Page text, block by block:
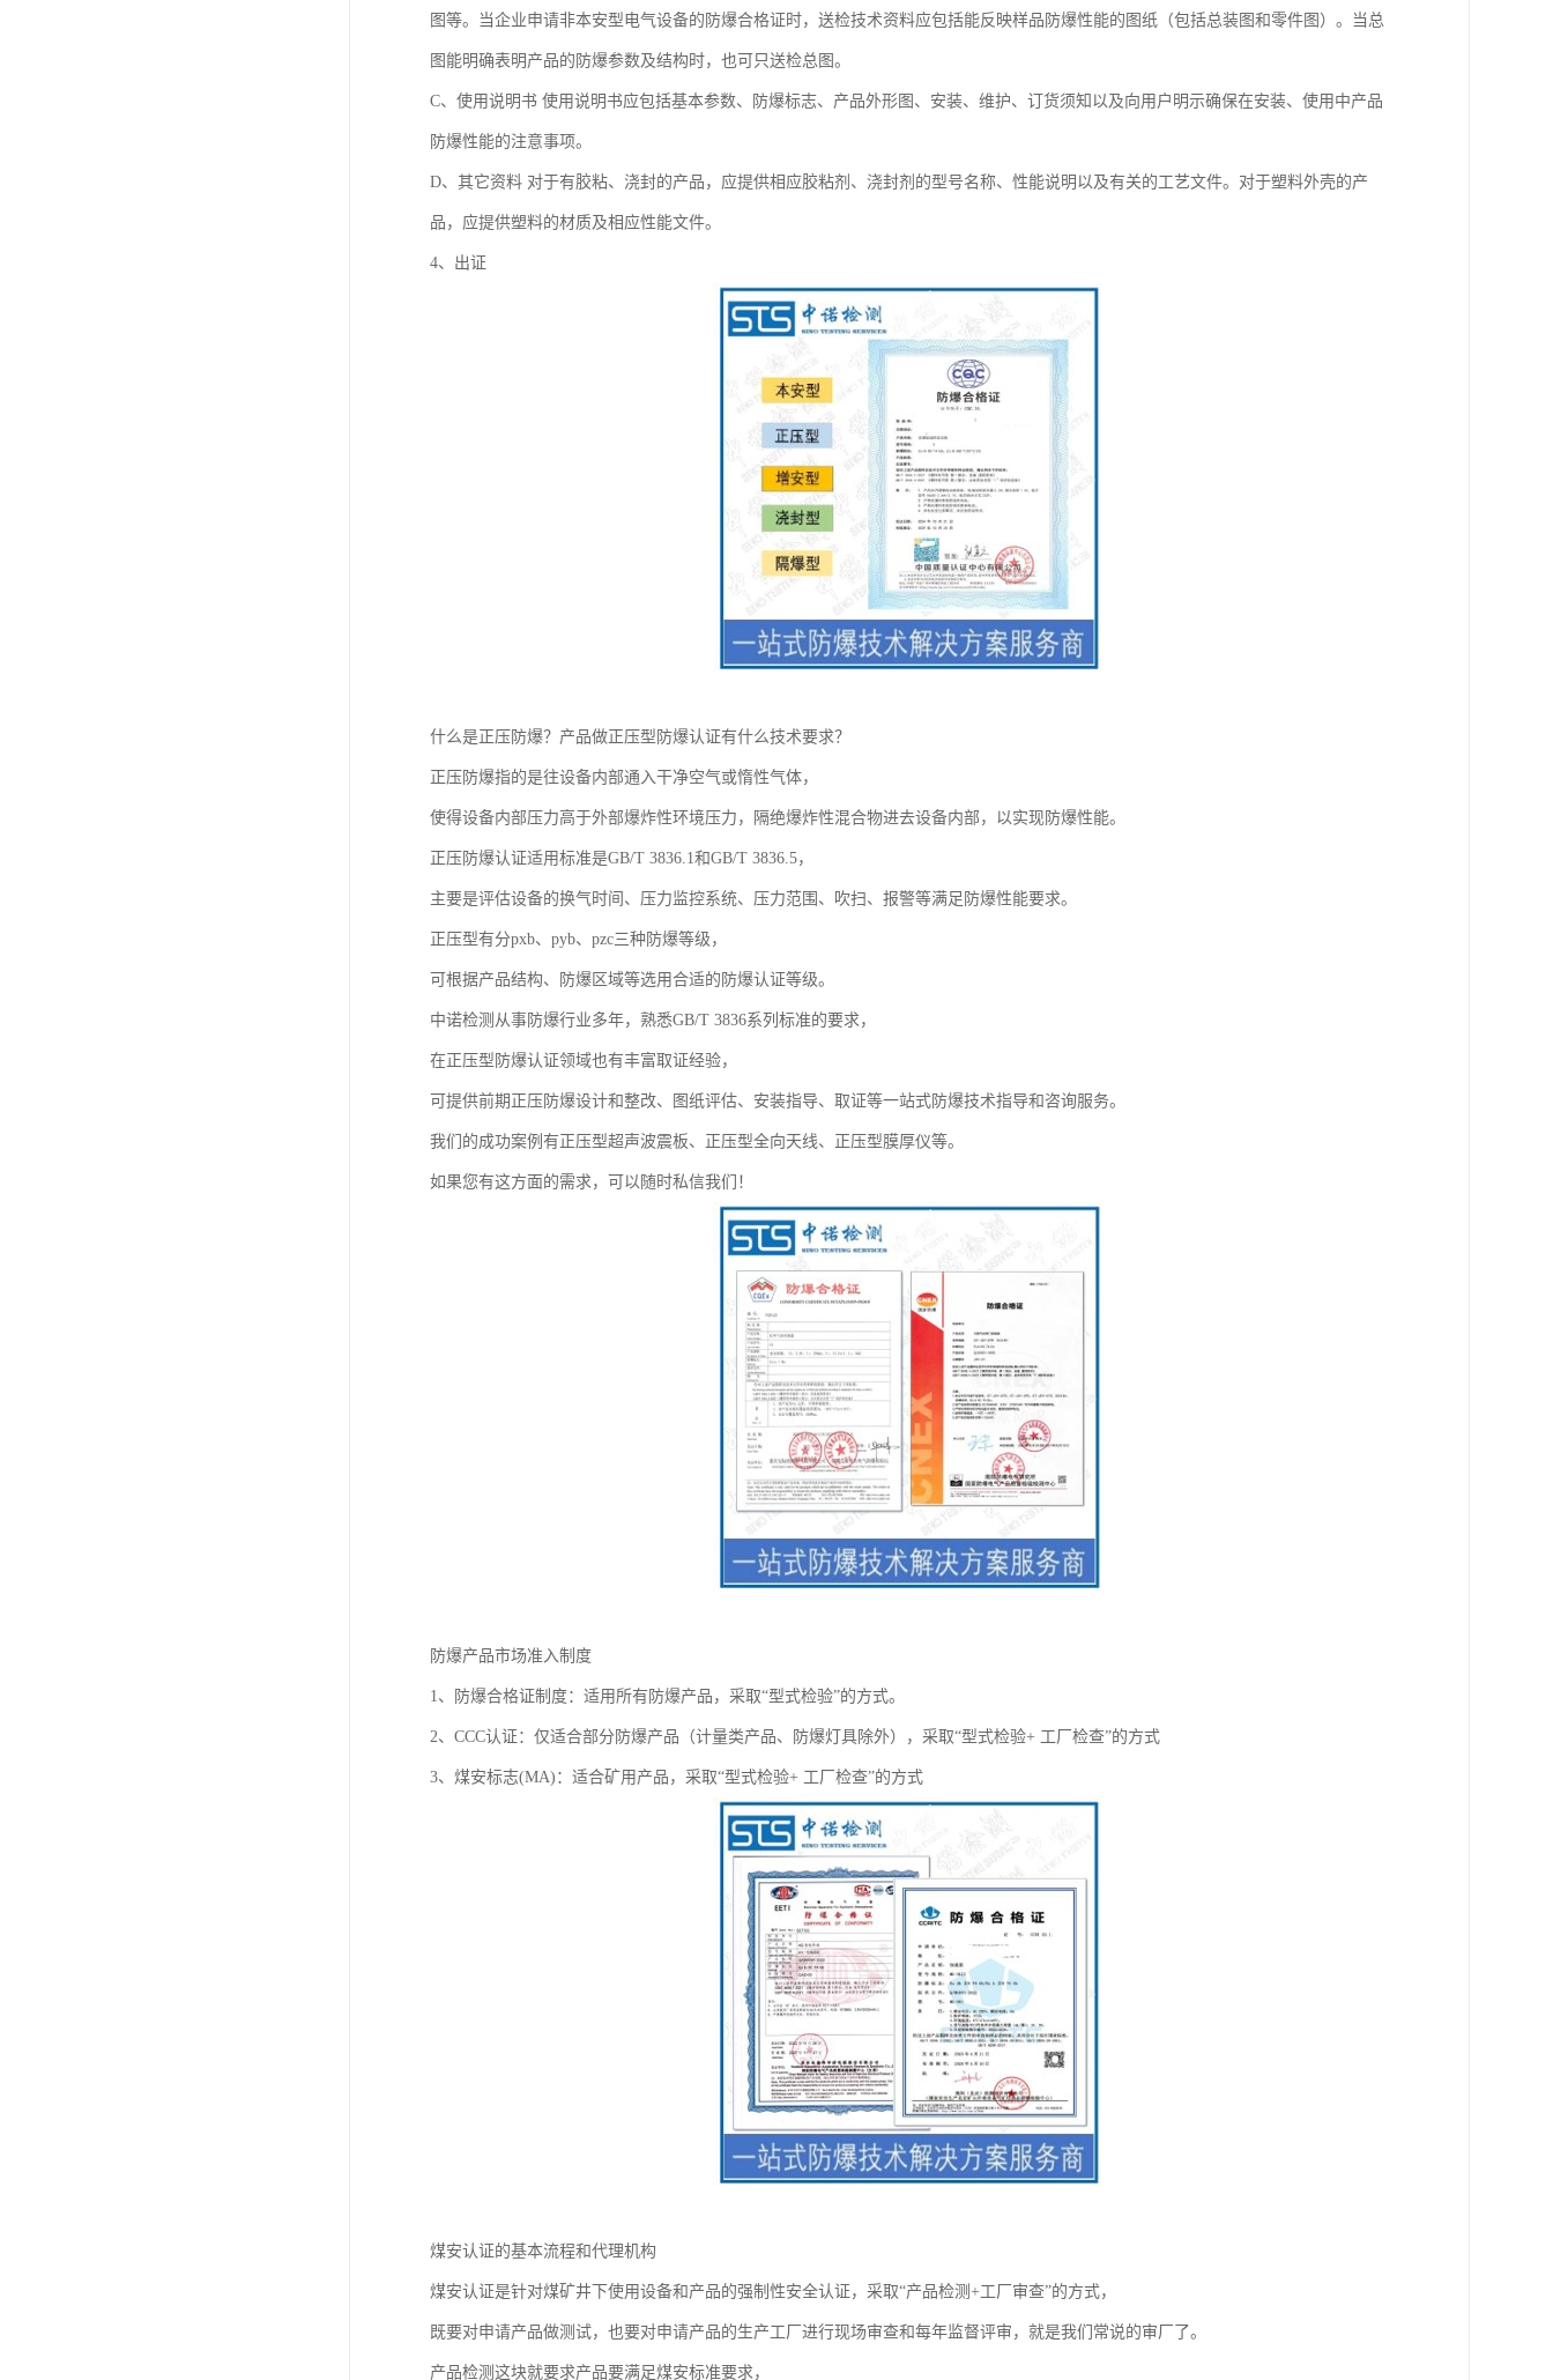
图等。当企业申请非本安型电气设备的防爆合格证时，送检技术资料应包括能反映样品防爆性能的图纸（包括总装图和零件图）。当总
图能明确表明产品的防爆参数及结构时，也可只送检总图。
C、使用说明书 使用说明书应包括基本参数、防爆标志、产品外形图、安装、维护、订货须知以及向用户明示确保在安装、使用中产品
防爆性能的注意事项。
D、其它资料 对于有胶粘、浇封的产品，应提供相应胶粘剂、浇封剂的型号名称、性能说明以及有关的工艺文件。对于塑料外壳的产
品，应提供塑料的材质及相应性能文件。
4、出证
什么是正压防爆？产品做正压型防爆认证有什么技术要求？
正压防爆指的是往设备内部通入干净空气或惰性气体，
使得设备内部压力高于外部爆炸性环境压力，隔绝爆炸性混合物进去设备内部，以实现防爆性能。
正压防爆认证适用标准是GB/T 3836.1和GB/T 3836.5，
主要是评估设备的换气时间、压力监控系统、压力范围、吹扫、报警等满足防爆性能要求。
正压型有分pxb、pyb、pzc三种防爆等级，
可根据产品结构、防爆区域等选用合适的防爆认证等级。
中诺检测从事防爆行业多年，熟悉GB/T 3836系列标准的要求，
在正压型防爆认证领域也有丰富取证经验，
可提供前期正压防爆设计和整改、图纸评估、安装指导、取证等一站式防爆技术指导和咨询服务。
我们的成功案例有正压型超声波震板、正压型全向天线、正压型膜厚仪等。
如果您有这方面的需求，可以随时私信我们！
防爆产品市场准入制度
1、防爆合格证制度：适用所有防爆产品，采取“型式检验”的方式。
2、CCC认证：仅适合部分防爆产品（计量类产品、防爆灯具除外），采取“型式检验+ 工厂检查”的方式
3、煤安标志(MA)：适合矿用产品，采取“型式检验+ 工厂检查”的方式
煤安认证的基本流程和代理机构
煤安认证是针对煤矿井下使用设备和产品的强制性安全认证，采取“产品检测+工厂审查”的方式，
既要对申请产品做测试，也要对申请产品的生产工厂进行现场审查和每年监督评审，就是我们常说的审厂了。
产品检测这块就要求产品要满足煤安标准要求，